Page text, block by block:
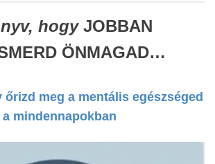
hogyJOBBAN
ÖNMAGAD…
őrizd meg a mentális egészséged
a mindennapokban